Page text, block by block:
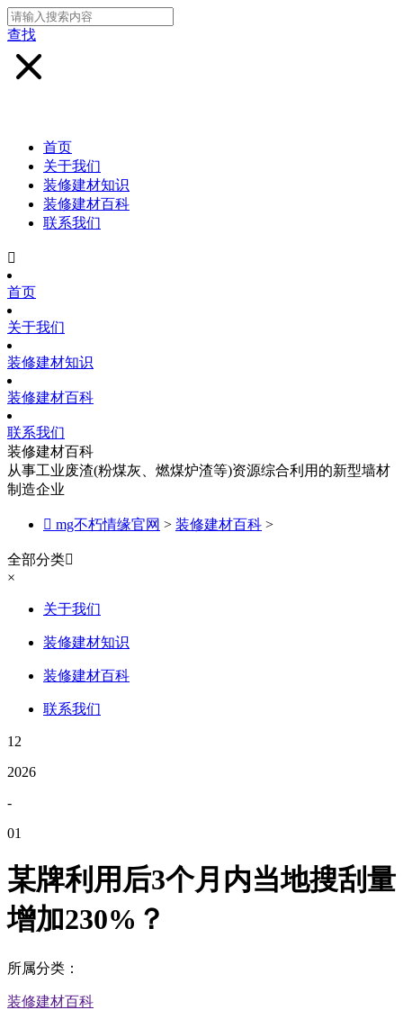
查找
首页
关于我们
装修建材知识
装修建材百科
联系我们

首页
关于我们
装修建材知识
装修建材百科
联系我们
装修建材百科
从事工业废渣(粉煤灰、燃煤炉渣等)资源综合利用的新型墙材
制造企业
 mg不朽情缘官网 > 装修建材百科 >
全部分类
×
关于我们
装修建材知识
装修建材百科
联系我们
12
2026
-
01
某牌利用后3个月内当地搜刮量
增加230%？
所属分类：
装修建材百科